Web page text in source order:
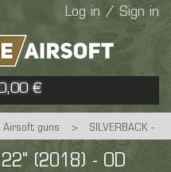
Log in / Sign in
€
Check out
Airsoft guns >
SILVERBACK -
22" (2018) - OD